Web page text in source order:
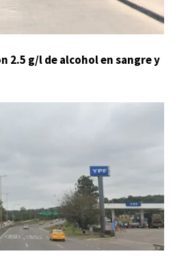
2.5 g/l de alcohol en sangre y